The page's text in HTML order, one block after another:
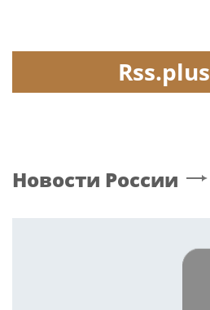
Rss.plus
Новости России